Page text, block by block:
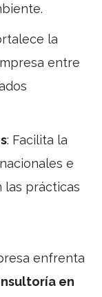
la
entre
: Facilita la
e
las prácticas
enfrenta
en